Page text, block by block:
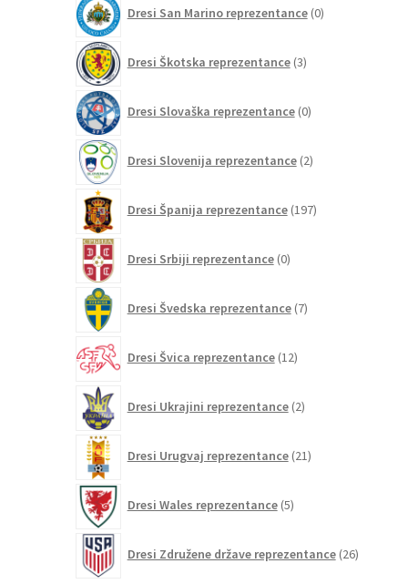
Dresi San Marino reprezentance 0izdelkov
Dresi Škotska reprezentance 3izdelki
Dresi Slovaška reprezentance 0izdelkov
Dresi Slovenija reprezentance 2izdelka
Dresi Španija reprezentance 197izdelkov
Dresi Srbiji reprezentance 0izdelkov
Dresi Švedska reprezentance 7izdelkov
Dresi Švica reprezentance 12izdelkov
Dresi Ukrajini reprezentance 2izdelka
Dresi Urugvaj reprezentance 21izdelkov
Dresi Wales reprezentance 5izdelkov
Dresi Združene države reprezentance 26izdelkov